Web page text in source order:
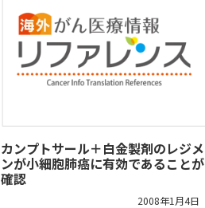
カンプトサール＋白金製剤のレジメ
ンが小細胞肺癌に有効であることが
確認
2008年1月4日